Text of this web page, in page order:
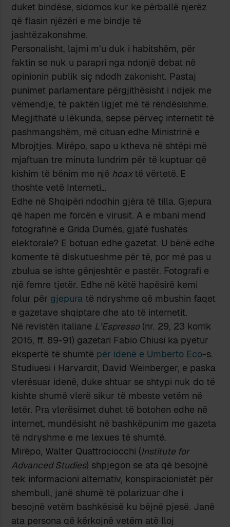
duket bindëse, sidomos kur ke përballë njerëz
që flasin njëzëri e me bindje të
jashtëzakonshme.
Personalisht, lajmi m’u duk i habitshëm, për
faktin se nuk u parapri nga ndonjë debat në
opinionin publik siç ndodh zakonisht. Pastaj
punimet parlamentare përgjithësisht i ndjek me
vëmendje, të paktën ligjet më të rëndësishme.
Megjithatë u lëkunda, sepse përveç internetit të
pashmangshëm, më cituan edhe Ministrinë e
Mbrojtjes. Mirëpo, sapo u ktheva në shtëpi më
mjaftuan tre minuta lundrim për të kuptuar që
kishim të bënim me një hoaxtë vërtetë. E
thoshte vetë Interneti…
Edhe në Shqipëri ndodhin gjëra të tilla. Gjepura
që hapen me forcën e virusit. A e mbani mend
fotografinë e Grida Dumës, gjatë fushatës
elektorale? E botuan edhe gazetat. U bënë edhe
komente të diskutueshme për të, por më pas u
zbulua se ishte gënjeshtër e pastër. Fotografi e
një femre tjetër. Edhe në këtë hapësirë kemi
folur për gjepura të ndryshme që mbushin faqet
e gazetave shqiptare dhe ato të internetit.
Në revistën italiane L’Espresso(nr. 29, 23 korrik
2015, ff. 89-91) gazetari Fabio Chiusi ka pyetur
ekspertë të shumtë për idenë e Umberto Eco-s.
Studiuesi i Harvardit, David Weinberger, e paska
vlerësuar idenë, duke shtuar se shtypi nuk do të
kishte shumë vlerë sikur të mbeste vetëm në
letër. Pra vlerësimet duhet të botohen edhe në
internet, mundësisht në bashkëpunim me gazeta
të ndryshme e me lexues të shumtë.
Mirëpo, Walter Quattrociocchi (Institute for
Advanced Studies) shpjegon se ata që besojnë
tek informacioni alternativ, konspiracionistët për
shembull, janë shumë të polarizuar dhe i
besojnë vetëm bashkësisë ku bëjnë pjesë. Janë
ata persona që kërkojnë vetëm atë lloj